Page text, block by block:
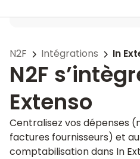
N2F Intégrations In
N2F
Extenso
Centralisez vos dépenses
factures fournisseurs) et
comptabilisation dans In